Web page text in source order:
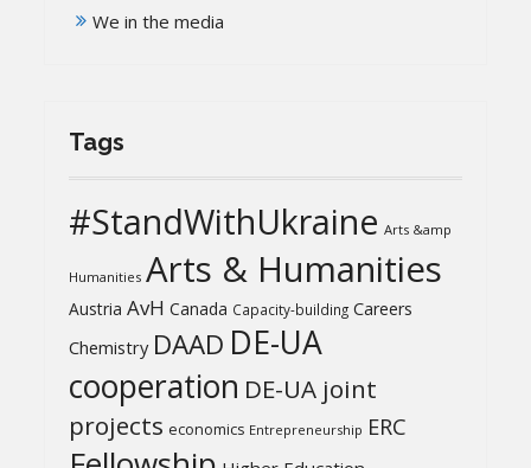
We in the media
Tags
#StandWithUkraine Arts &amp
Humanities Arts & Humanities
Austria AvH Canada Capacity-building Careers
Chemistry DAAD DE-UA
cooperation DE-UA joint
projects economics Entrepreneurship ERC